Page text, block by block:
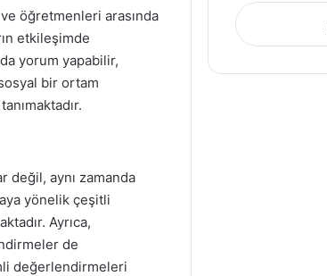
öğretmenleri arasında
etkileşimde
yorum yapabilir,
bir ortam
değil, aynı zamanda
yönelik çeşitli
Ayrıca,
de
değerlendirmeleri